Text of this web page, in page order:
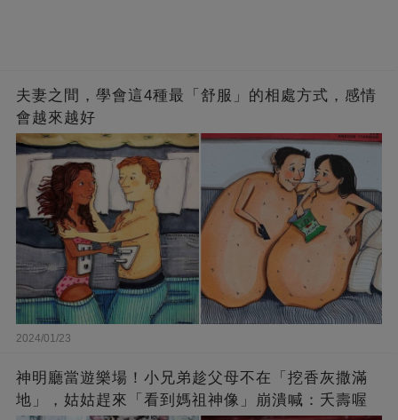
夫妻之間，學會這4種最「舒服」的相處方式，感情
會越來越好
2024/01/23
神明廳當遊樂場！小兄弟趁父母不在「挖香灰撒滿
地」，姑姑趕來「看到媽祖神像」崩潰喊：夭壽喔